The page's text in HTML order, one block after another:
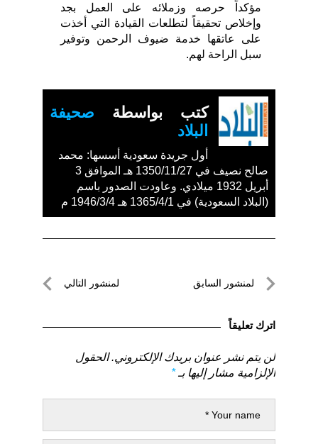
مؤكداً حرصه وزملائه على العمل بجد
وإخلاص تحقيقاً لتطلعات القيادة التي أخذت
على عاتقها خدمة ضيوف الرحمن وتوفير
سبل الراحة لهم.
كتب بواسطة صحيفة
البلاد
أول جريدة سعودية أسسها: محمد
صالح نصيف في 1350/11/27 هـ الموافق 3
أبريل 1932 ميلادي. وعاودت الصدور باسم
(البلاد السعودية) في 1365/4/1 هـ 1946/3/4 م
تصفّحلمنشور السابق
السابق
لمنشور التالي
اترك تعليقاً
لن يتم نشر عنوان بريدك الإلكتروني. الحقول
الإلزامية مشار إليها بـ*